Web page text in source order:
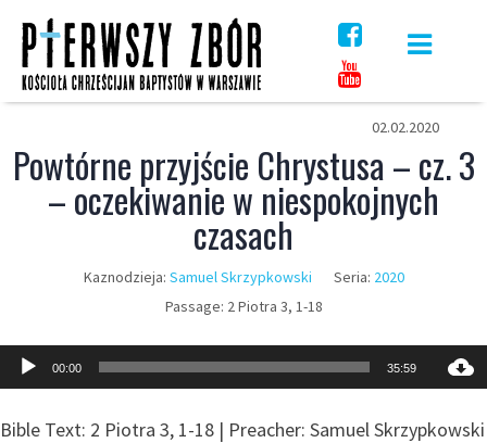
content
02.02.2020
Powtórne przyjście Chrystusa – cz. 3
– oczekiwanie w niespokojnych
czasach
Kaznodzieja: Samuel Skrzypkowski Seria: 2020
Passage: 2 Piotra 3, 1-18
Odtwarzacz
plików
dźwiękowych
00:00 35:59
Bible Text: 2 Piotra 3, 1-18 | Preacher: Samuel Skrzypkowski